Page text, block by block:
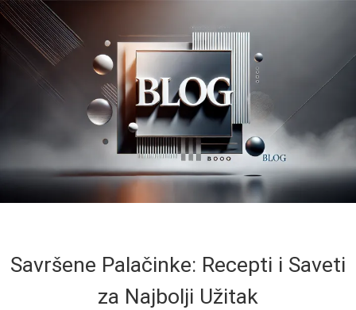
Savršene Palačinke: Recepti i Saveti
za Najbolji Užitak